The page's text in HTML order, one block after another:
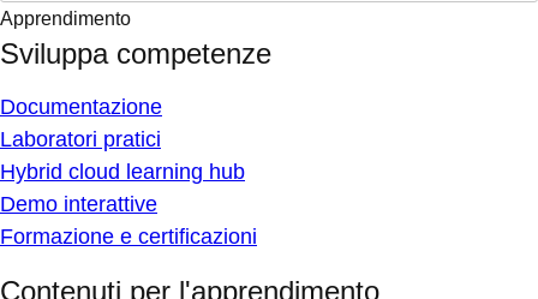
Apprendimento
Sviluppa competenze
Documentazione
Laboratori pratici
Hybrid cloud learning hub
Demo interattive
Formazione e certificazioni
Contenuti per l'apprendimento